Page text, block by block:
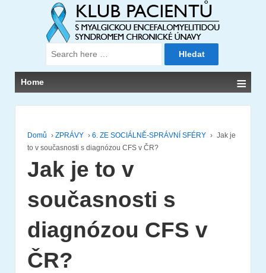
Search
for:
Home
≡
Domů › ZPRÁVY › 6. ZE SOCIÁLNĚ-SPRÁVNÍ SFÉRY › Jak je
to v současnosti s diagnózou CFS v ČR?
Jak je to v
současnosti s
diagnózou CFS v
ČR?